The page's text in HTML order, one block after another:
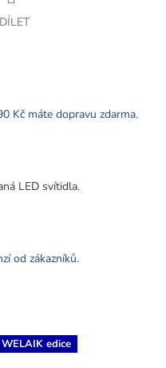
Kč máte dopravu zdarma.
LED svítidla.
od zákazníků.
WELAIK edice